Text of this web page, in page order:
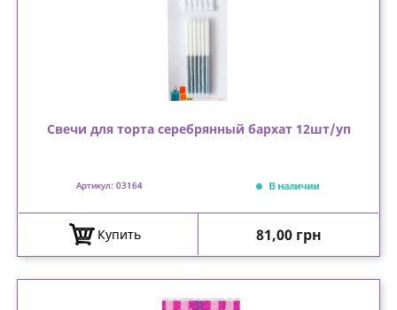
Свечи для торта серебрянный бархат 12шт/уп
Артикул: 03164 В наличии
Купить Цена
81,00 грн